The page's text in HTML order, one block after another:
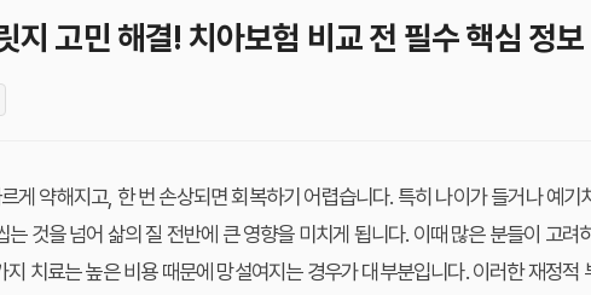
지 고민 해결! 치아보험 비교 전 필수 핵심 정보
게 약해지고, 한 번 손상되면 회복하기 어렵습니다. 특히 나이가 들거나 예기
는 것을 넘어 삶의 질 전반에 큰 영향을 미치게 됩니다. 이때 많은 분들이 고려
지 치료는 높은 비용 때문에 망설여지는 경우가 대부분입니다. 이러한 재정적